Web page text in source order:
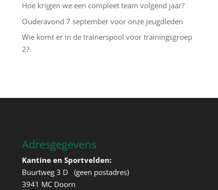
Hoe krijgen we een compleet team volgend jaar?
Ouderavond 7 september voor onze jeugdleden
Wie komt er in de trainerspool voor trainingsgroep
2?
Adresgegevens
Kantine en Sportvelden:
Buurtweg 3 D (geen postadres)
3941 MC Doorn